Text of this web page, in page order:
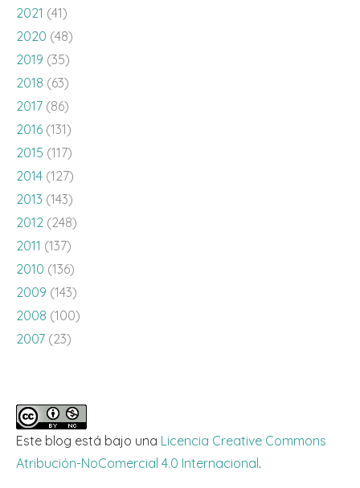
2021 (41)
2020 (48)
2019 (35)
2018 (63)
2017 (86)
2016 (131)
2015 (117)
2014 (127)
2013 (143)
2012 (248)
2011 (137)
2010 (136)
2009 (143)
2008 (100)
2007 (23)
Este blog está bajo una Licencia Creative Commons
Atribución-NoComercial 4.0 Internacional.